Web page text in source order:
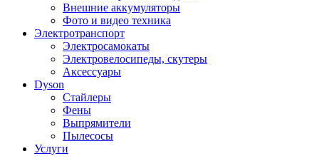
Внешние аккумуляторы
Фото и видео техника
Электротранспорт
Электросамокаты
Электровелосипеды, скутеры
Аксессуары
Dyson
Стайлеры
Фены
Выпрямители
Пылесосы
Услуги